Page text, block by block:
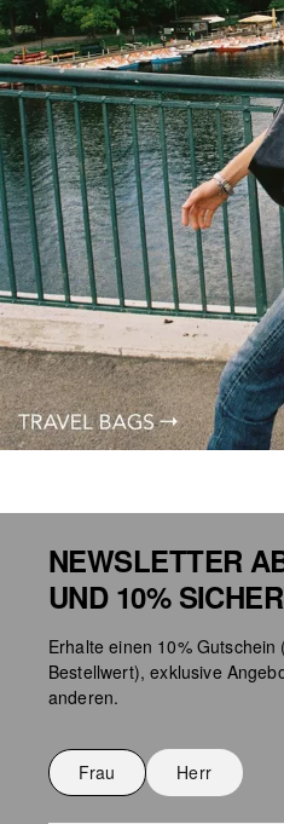
NEWSLETTER
UND 10%
Erhalte einen 10%
Bestellwert), exklusive
anderen.
Frau Herr